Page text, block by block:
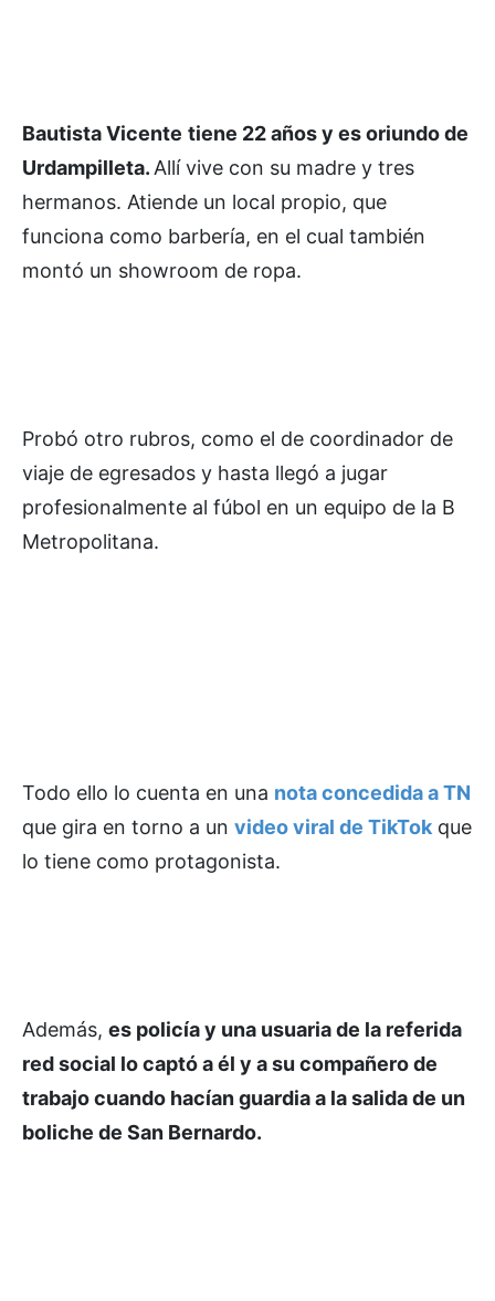
Bautista Vicente tiene 22 años y es oriundo de
Urdampilleta. Allí vive con su madre y tres
hermanos. Atiende un local propio, que
funciona como barbería, en el cual también
montó un showroom de ropa.
Probó otro rubros, como el de coordinador de
viaje de egresados y hasta llegó a jugar
profesionalmente al fúbol en un equipo de la B
Metropolitana.
Todo ello lo cuenta en una nota concedida a TN
que gira en torno a un video viral de TikTok que
lo tiene como protagonista.
Además, es policía y una usuaria de la referida
red social lo captó a él y a su compañero de
trabajo cuando hacían guardia a la salida de un
boliche de San Bernardo.